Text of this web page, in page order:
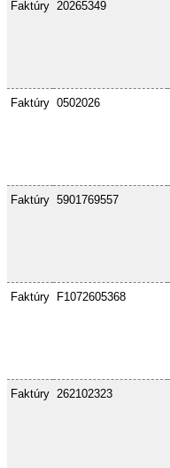
Faktúry 20265349
Faktúry 0502026
Faktúry 5901769557
Faktúry F1072605368
Faktúry 262102323